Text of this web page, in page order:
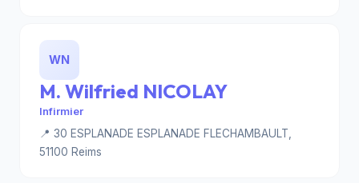
WN
M. Wilfried NICOLAY
Infirmier
📍 30 ESPLANADE ESPLANADE FLECHAMBAULT,
51100 Reims